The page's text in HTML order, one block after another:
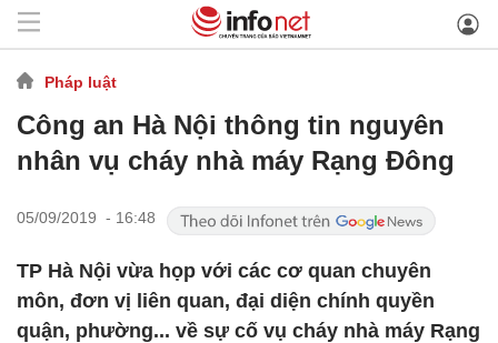
Pháp luật
Công an Hà Nội thông tin nguyên
nhân vụ cháy nhà máy Rạng Đông
05/09/2019 - 16:48
TP Hà Nội vừa họp với các cơ quan chuyên
môn, đơn vị liên quan, đại diện chính quyền
quận, phường... về sự cố vụ cháy nhà máy Rạng